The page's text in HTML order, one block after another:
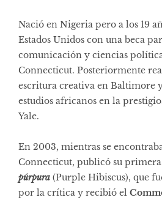
Nació en Nigeria pero a los 19
Estados Unidos con una beca
comunicación y ciencias
Connecticut. Posteriormente
escritura creativa en Baltimore
estudios africanos en la
Yale.
En 2003, mientras se
Connecticut, publicó su
púrpura (Purple Hibiscus), que
por la crítica y recibió el